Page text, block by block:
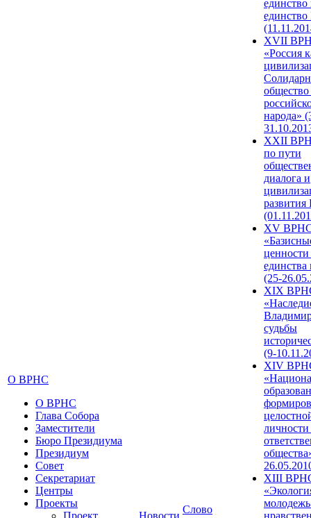
О ВРНС
О ВРНС
Глава Собора
Заместители
Бюро Президиума
Президиум
Совет
Секретариат
Центры
Проекты
Проект
Новости
Слово
единство
единство
XVII
«Россия
народа»
XXII
по пути
диалога и
развития
XV
единства
(25-
XIX
судьбы
(9-
XIV
XIII